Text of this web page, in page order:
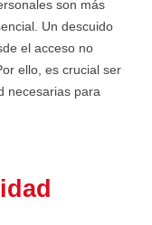
son más
Un descuido
el acceso no
ello, es crucial ser
necesarias para